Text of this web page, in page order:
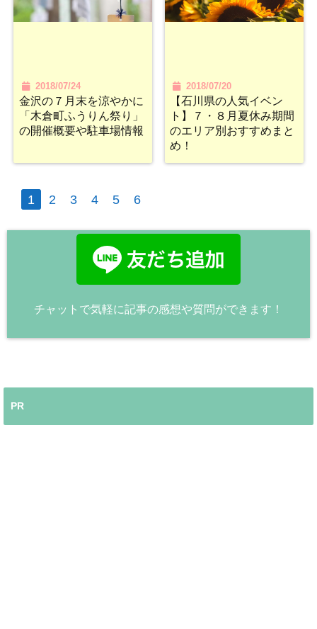
2018/07/24
金沢の７月末を涼やかに
「木倉町ふうりん祭り」
の開催概要や駐車場情報
2018/07/20
【石川県の人気イベン
ト】７・８月夏休み期間
のエリア別おすすめまと
め！
1 2 3 4 5 6
チャットで気軽に記事の感想や質問ができます！
PR